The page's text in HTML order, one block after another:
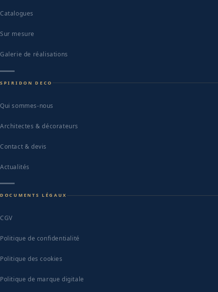
Catalogues
Sur mesure
Galerie de réalisations
SPIRIDON DECO
Qui sommes-nous
Architectes & décorateurs
Contact & devis
Actualités
DOCUMENTS LÉGAUX
CGV
Politique de confidentialité
Politique des cookies
Politique de marque digitale